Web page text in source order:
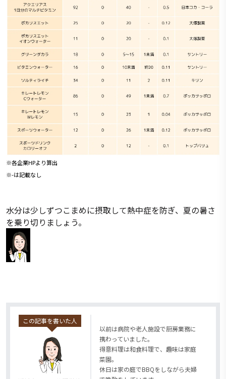
※各企業HPより算出
※-は記載なし
水分は少しずつこまめに摂取して熱中症を防ぎ、夏の暑さ
を乗り切りましょう。
この記事を書いた人
以前は病院や老人施設で厨房業務に
携わっていました。
得意料理は和食料理で、趣味は家庭
菜園。
休日は家の庭でBBQをしながら夫婦